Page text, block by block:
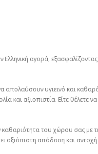
αγορά,
απολαύσουν υγιεινό και
και αξιοπιστία. Είτε
του χώρου σας με
αξιόπιστη απόδοση και